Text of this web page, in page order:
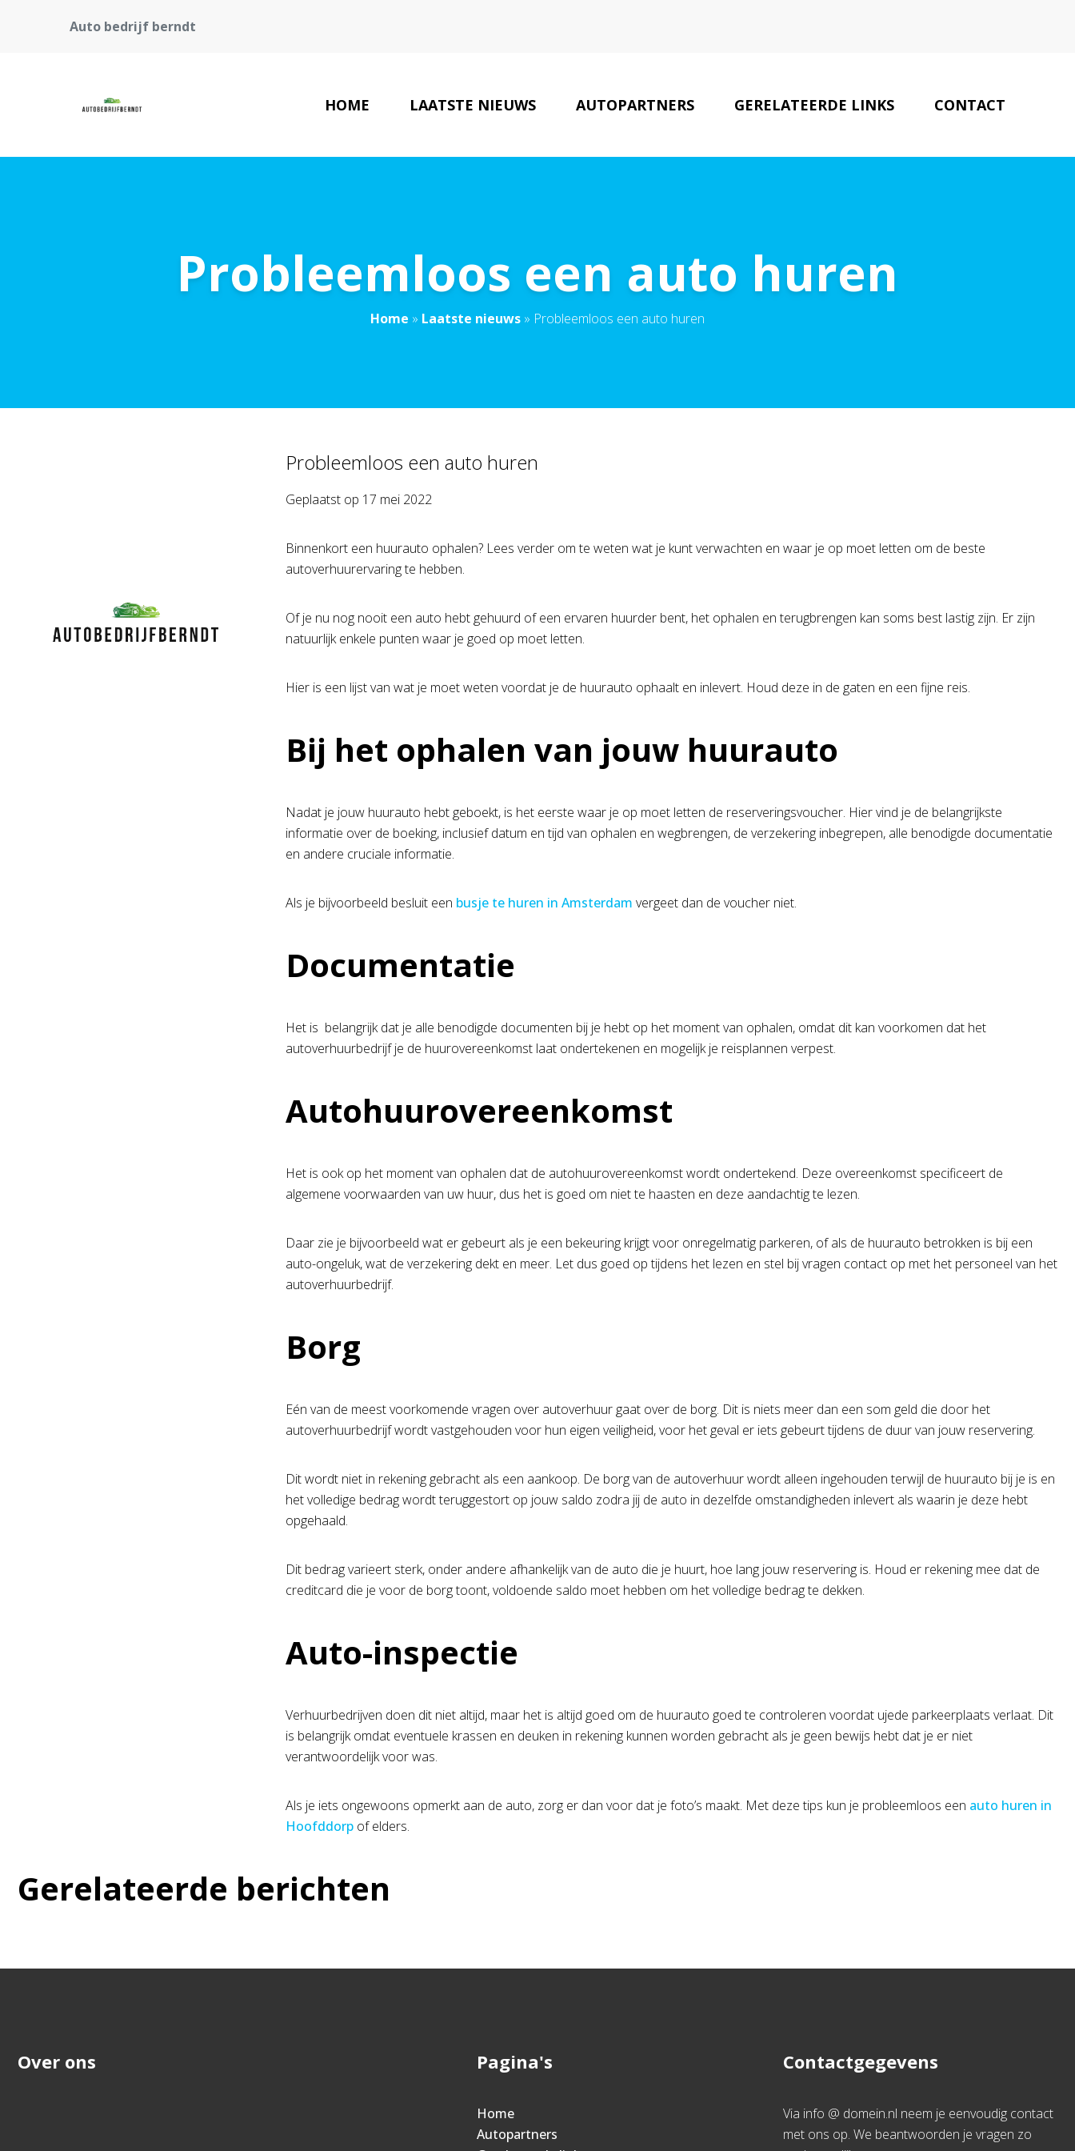
Auto bedrijf berndt
HOME LAATSTE NIEUWS AUTOPARTNERS GERELATEERDE LINKS CONTACT
Probleemloos een auto huren
Home » Laatste nieuws » Probleemloos een auto huren
Probleemloos een auto huren
Geplaatst op 17 mei 2022
Binnenkort een huurauto ophalen? Lees verder om te weten wat je kunt verwachten en waar je op moet letten om de beste
autoverhuurervaring te hebben.
Of je nu nog nooit een auto hebt gehuurd of een ervaren huurder bent, het ophalen en terugbrengen kan soms best lastig zijn. Er zijn
natuurlijk enkele punten waar je goed op moet letten.
Hier is een lijst van wat je moet weten voordat je de huurauto ophaalt en inlevert. Houd deze in de gaten en een fijne reis.
Bij het ophalen van jouw huurauto
Nadat je jouw huurauto hebt geboekt, is het eerste waar je op moet letten de reserveringsvoucher. Hier vind je de belangrijkste
informatie over de boeking, inclusief datum en tijd van ophalen en wegbrengen, de verzekering inbegrepen, alle benodigde documentatie
en andere cruciale informatie.
Als je bijvoorbeeld besluit een busje te huren in Amsterdam vergeet dan de voucher niet.
Documentatie
Het is belangrijk dat je alle benodigde documenten bij je hebt op het moment van ophalen, omdat dit kan voorkomen dat het
autoverhuurbedrijf je de huurovereenkomst laat ondertekenen en mogelijk je reisplannen verpest.
Autohuurovereenkomst
Het is ook op het moment van ophalen dat de autohuurovereenkomst wordt ondertekend. Deze overeenkomst specificeert de
algemene voorwaarden van uw huur, dus het is goed om niet te haasten en deze aandachtig te lezen.
Daar zie je bijvoorbeeld wat er gebeurt als je een bekeuring krijgt voor onregelmatig parkeren, of als de huurauto betrokken is bij een
auto-ongeluk, wat de verzekering dekt en meer. Let dus goed op tijdens het lezen en stel bij vragen contact op met het personeel van het
autoverhuurbedrijf.
Borg
Eén van de meest voorkomende vragen over autoverhuur gaat over de borg. Dit is niets meer dan een som geld die door het
autoverhuurbedrijf wordt vastgehouden voor hun eigen veiligheid, voor het geval er iets gebeurt tijdens de duur van jouw reservering.
Dit wordt niet in rekening gebracht als een aankoop. De borg van de autoverhuur wordt alleen ingehouden terwijl de huurauto bij je is en
het volledige bedrag wordt teruggestort op jouw saldo zodra jij de auto in dezelfde omstandigheden inlevert als waarin je deze hebt
opgehaald.
Dit bedrag varieert sterk, onder andere afhankelijk van de auto die je huurt, hoe lang jouw reservering is. Houd er rekening mee dat de
creditcard die je voor de borg toont, voldoende saldo moet hebben om het volledige bedrag te dekken.
Auto-inspectie
Verhuurbedrijven doen dit niet altijd, maar het is altijd goed om de huurauto goed te controleren voordat ujede parkeerplaats verlaat. Dit
is belangrijk omdat eventuele krassen en deuken in rekening kunnen worden gebracht als je geen bewijs hebt dat je er niet
verantwoordelijk voor was.
Als je iets ongewoons opmerkt aan de auto, zorg er dan voor dat je foto’s maakt. Met deze tips kun je probleemloos een auto huren in
Hoofddorp of elders.
Gerelateerde berichten
Over ons Pagina's
Home
Autopartners
Contactgegevens
Via info @ domein.nl neem je eenvoudig contact
met ons op. We beantwoorden je vragen zo